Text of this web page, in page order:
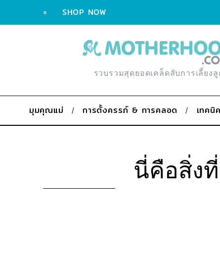
= SHOP NOW
รวบรวมสุดยอดเคล็ดลับการเลี้ยง
มุมคุณแม่ การตั้งครรภ์ & การคลอด เทคนิ
นี่คือสิ่ง